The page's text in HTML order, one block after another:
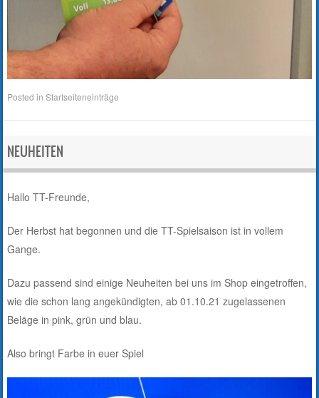
Posted inStartseiteneinträge
NEUHEITEN
Hallo TT-Freunde,
Der Herbst hat begonnen und die TT-Spielsaison ist in vollem
Gange.
Dazu passend sind einige Neuheiten bei uns im Shop eingetroffen,
wie die schon lang angekündigten, ab 01.10.21 zugelassenen
Beläge in pink, grün und blau.
Also bringt Farbe in euer Spiel